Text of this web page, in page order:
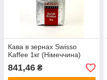
Кава в зернах Swisso
Kaffee 1кг (Німеччина)
841,46 ₴